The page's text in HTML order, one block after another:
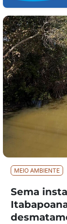
MEIO AMBIENTE
Sema